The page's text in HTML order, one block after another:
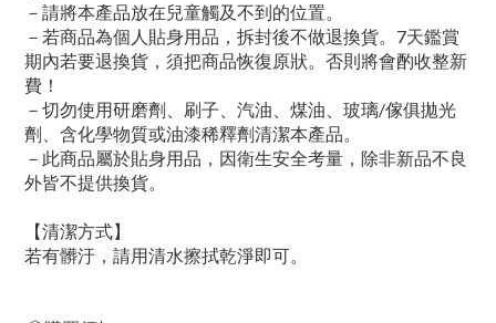
－請將本產品放在兒童觸及不到的位置。
－若商品為個人貼身用品，拆封後不做退換貨。7天鑑賞
期內若要退換貨，須把商品恢復原狀。否則將會酌收整新
費！
－切勿使用研磨劑、刷子、汽油、煤油、玻璃/傢俱拋光
劑、含化學物質或油漆稀釋劑清潔本產品。
－此商品屬於貼身用品，因衛生安全考量，除非新品不良
外皆不提供換貨。
【清潔方式】
若有髒汙，請用清水擦拭乾淨即可。